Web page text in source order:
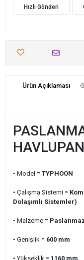
Hızlı Gönderi
Ürün Açıklaması
• Model = TYPHOON
• Çalışma Sistemi =
Dolaşımlı Sistemler)
• Malzeme =
• Genişlik = 600 mm
• Yükseklik = 1160 mm